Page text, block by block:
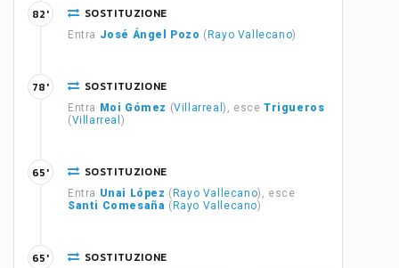
SOSTITUZIONE
Entra José Ángel Pozo ( Rayo Vallecano)
82'
SOSTITUZIONE
Entra Moi Gómez (Villarreal), esceTrigueros
(Villarreal )
78'
SOSTITUZIONE
Entra Unai López ( Rayo Vallecano), esce
Santi Comesaña ( Rayo Vallecano)
65'
SOSTITUZIONE
65'